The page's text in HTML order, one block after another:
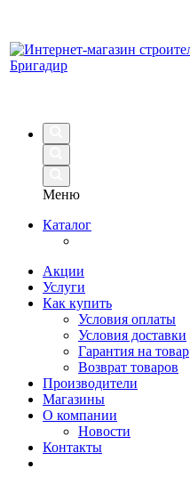
Меню
Каталог
Акции
Услуги
Как купить
Условия оплаты
Условия доставки
Гарантия на товар
Возврат товаров
Производители
Магазины
О компании
Новости
Контакты